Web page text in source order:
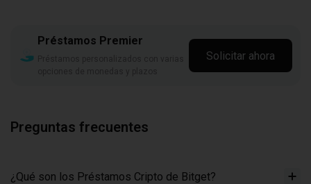
Préstamos Premier
Solicitar ahora
Preguntas frecuentes
¿Qué son los Préstamos Cripto de Bitget?